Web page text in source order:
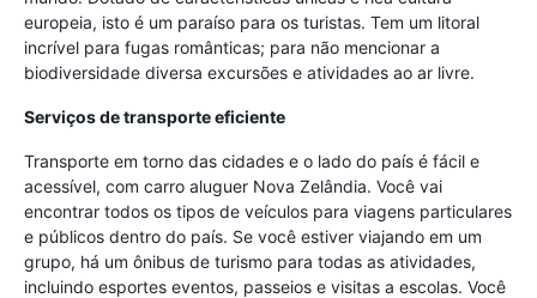
europeia, isto é um paraíso para os turistas. Tem um litoral
incrível para fugas românticas; para não mencionar a
biodiversidade diversa excursões e atividades ao ar livre.
Serviços de transporte eficiente
Transporte em torno das cidades e o lado do país é fácil e
acessível, com carro aluguer Nova Zelândia. Você vai
encontrar todos os tipos de veículos para viagens particulares
e públicos dentro do país. Se você estiver viajando em um
grupo, há um ônibus de turismo para todas as atividades,
incluindo esportes eventos, passeios e visitas a escolas. Você